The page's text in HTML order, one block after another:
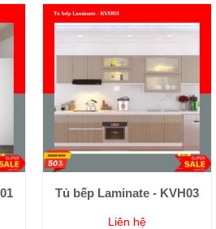
Tủ bếp Laminate - KVH03
Liên hệ